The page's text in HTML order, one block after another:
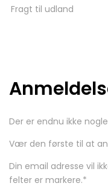
Fragt til udland
Der er endnu ikke
Vær den første til at
Din email adresse vil
felter er markere.*